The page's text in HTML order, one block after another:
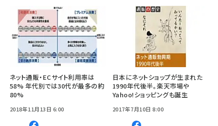
ネット通販・ECサイト利用率は
58% 年代別では30代が最多の約
80%
2018年11月13日 6:00
日本にネットショップが生まれた
1990年代後半。楽天市場や
Yahoo!ショッピングも誕生
2017年7月10日 8:00